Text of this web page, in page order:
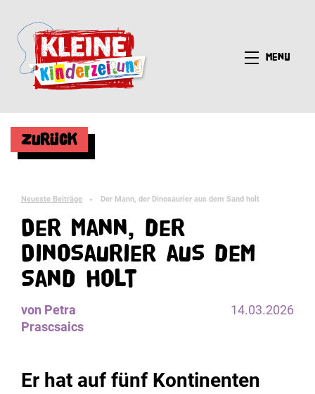
Menü
Zurück
Neueste Beiträge ► Der Mann, der Dinosaurier aus dem Sand holt
Der Mann, der
Dinosaurier aus dem
Sand holt
von Petra
Prascsaics
14.03.2026
Er hat auf fünf Kontinenten